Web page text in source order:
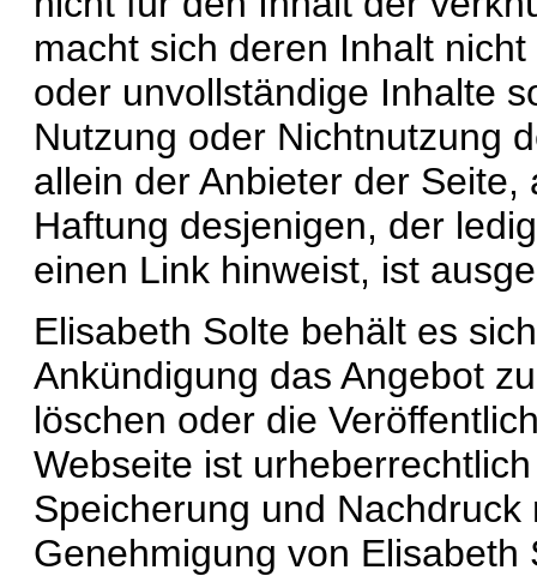
macht sich deren Inhalt
oder unvollständige Inhalte
Nutzung oder Nichtnutzung
allein der Anbieter der
Haftung desjenigen, der
einen Link hinweist, ist
Elisabeth Solte behält es
Ankündigung das Angebot
löschen oder die
Webseite ist
Speicherung und
Genehmigung von Elisabeth